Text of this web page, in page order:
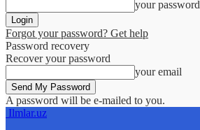
your password
Forgot your password? Get help
Password recovery
Recover your password
your email
A password will be e-mailed to you.
Ilmlar.uz